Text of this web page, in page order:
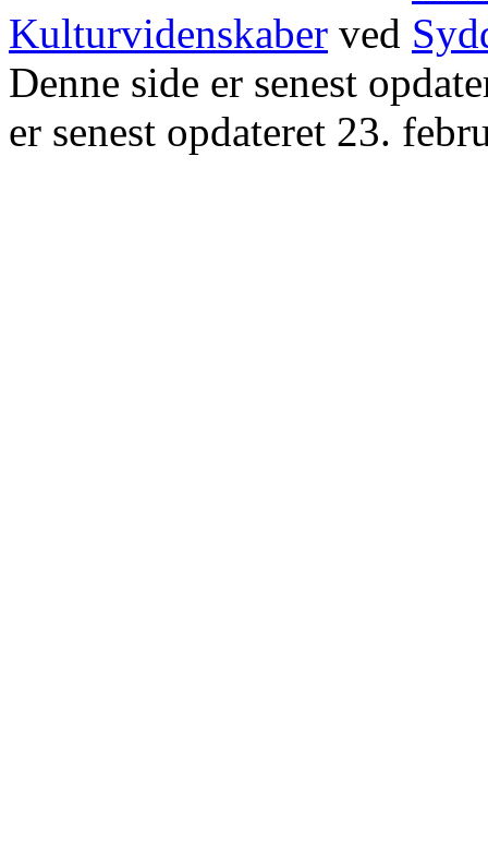
Kulturvidenskaber ved
Denne side er senest
er senest opdateret 23.